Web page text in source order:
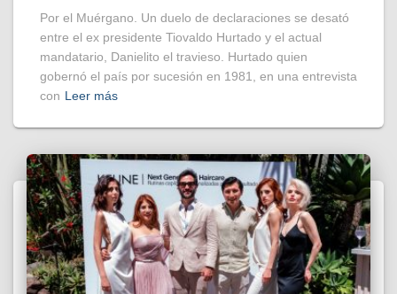
Por el Muérgano. Un duelo de declaraciones se desató
entre el ex presidente Tiovaldo Hurtado y el actual
mandatario, Danielito el travieso. Hurtado quien
gobernó el país por sucesión en 1981, en una entrevista
con Leer más